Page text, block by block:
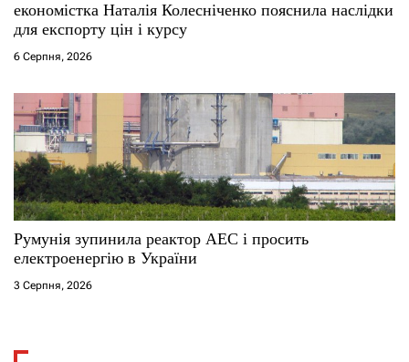
економістка Наталія Колесніченко пояснила наслідки
для експорту цін і курсу
6 Серпня, 2026
Румунія зупинила реактор АЕС і просить
електроенергію в України
3 Серпня, 2026